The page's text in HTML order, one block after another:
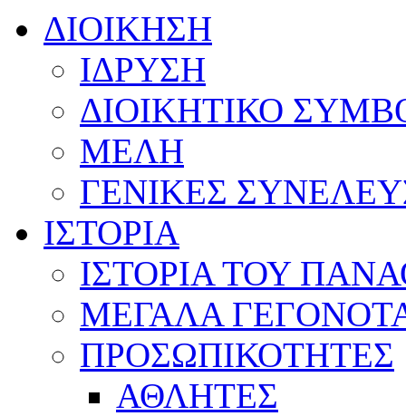
ΔΙΟΙΚΗΣΗ
ΙΔΡΥΣΗ
ΔΙΟΙΚΗΤΙΚΟ
ΜΕΛΗ
ΓΕΝΙΚΕΣ
ΙΣΤΟΡΙΑ
ΙΣΤΟΡΙΑ ΤΟΥ
ΜΕΓΑΛΑ
ΠΡΟΣΩΠΙΚΟΤΗΤΕΣ
ΑΘΛΗΤΕΣ